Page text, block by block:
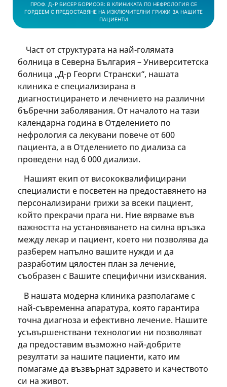
ПРОФ. Д-Р БИСЕР БОРИСОВ: В КЛИНИКАТА ПО НЕФРОЛОГИЯ СЕ
ГОРДЕЕМ С ПРЕДОСТАВЯНЕ НА ИЗКЛЮЧИТЕЛНИ ГРИЖИ ЗА НАШИТЕ
ПАЦИЕНТИ
Част от структурата на най-голямата
болница в Северна България – Университетска
болница „Д-р Георги Странски“, нашата
клиника е специализирана в
диагностицирането и лечението на различни
бъбречни заболявания. От началото на тази
календарна година в Отделението по
нефрология са лекувани повече от 600
пациента, а в Отделението по диализа са
проведени над 6 000 диализи.
Нашият екип от висококвалифицирани
специалисти е посветен на предоставянето на
персонализирани грижи за всеки пациент,
който прекрачи прага ни. Ние вярваме във
важността на установяването на силна връзка
между лекар и пациент, което ни позволява да
разберем напълно вашите нужди и да
разработим цялостен план за лечение,
съобразен с Вашите специфични изисквания.
В нашата модерна клиника разполагаме с
най-съвременна апаратура, която гарантира
точна диагноза и ефективно лечение. Нашите
усъвършенствани технологии ни позволяват
да предоставим възможно най-добрите
резултати за нашите пациенти, като им
помагаме да възвърнат здравето и качеството
си на живот.